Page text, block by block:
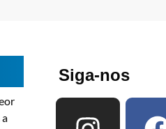
Siga-nos